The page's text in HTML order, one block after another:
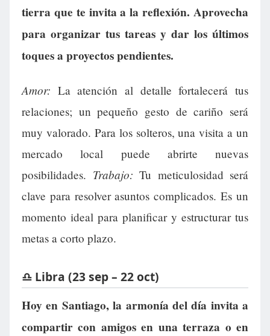
tierra que te invita a la reflexión. Aprovecha
para organizar tus tareas y dar los últimos
toques a proyectos pendientes.
Amor: La atención al detalle fortalecerá tus
relaciones; un pequeño gesto de cariño será
muy valorado. Para los solteros, una visita a un
mercado local puede abrirte nuevas
posibilidades. Trabajo: Tu meticulosidad será
clave para resolver asuntos complicados. Es un
momento ideal para planificar y estructurar tus
metas a corto plazo.
♎ Libra (23 sep – 22 oct)
Hoy en Santiago, la armonía del día invita a
compartir con amigos en una terraza o en